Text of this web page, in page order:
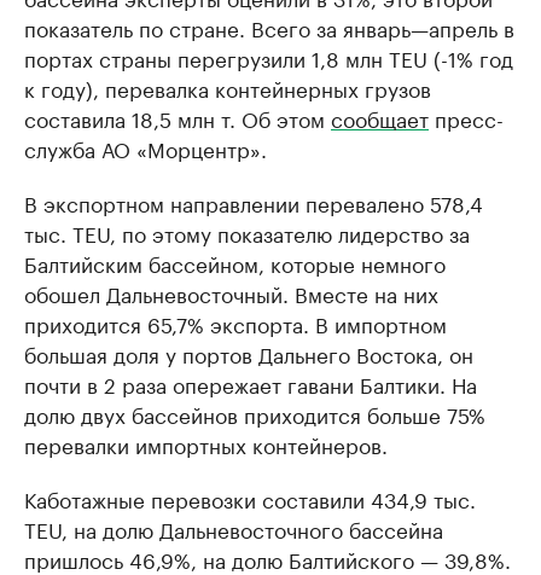
показатель по стране. Всего за январь—апрель в
портах страны перегрузили 1,8 млн TEU (-1% год
к году), перевалка контейнерных грузов
составила 18,5 млн т. Об этом сообщает пресс-
служба АО «Морцентр».
В экспортном направлении перевалено 578,4
тыс. TEU, по этому показателю лидерство за
Балтийским бассейном, которые немного
обошел Дальневосточный. Вместе на них
приходится 65,7% экспорта. В импортном
большая доля у портов Дальнего Востока, он
почти в 2 раза опережает гавани Балтики. На
долю двух бассейнов приходится больше 75%
перевалки импортных контейнеров.
Каботажные перевозки составили 434,9 тыс.
TEU, на долю Дальневосточного бассейна
пришлось 46,9%, на долю Балтийского — 39,8%.